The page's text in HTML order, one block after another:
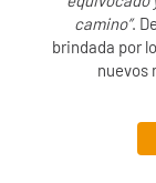
camino”.
brindada por
nuevos